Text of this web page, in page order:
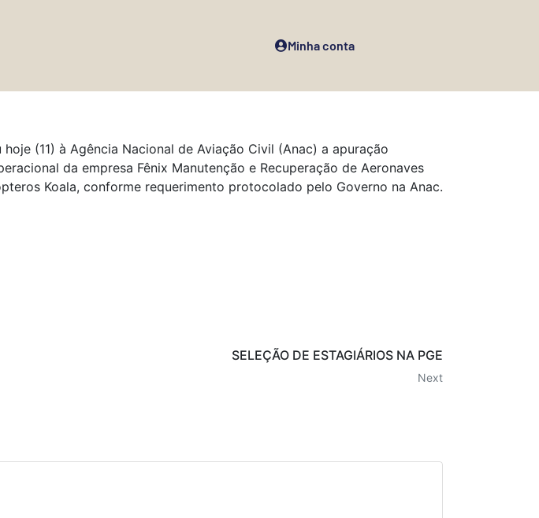
Minha conta
(11) à Agência Nacional de Aviação Civil (Anac) a apuração
da empresa Fênix Manutenção e Recuperação de Aeronaves
Koala, conforme requerimento protocolado pelo Governo na Anac.
SELEÇÃO DE ESTAGIÁRIOS NA PGE
Next